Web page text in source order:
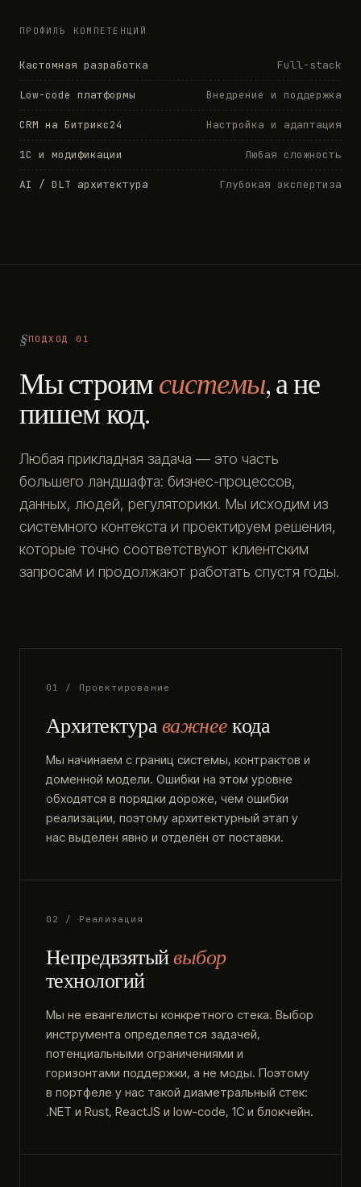
ПРОФИЛЬ КОМПЕТЕНЦИЙ
Кастомная разработка Full-stack
Low-code платформы Внедрение и поддержка
CRM на Битрикс24 Настройка и адаптация
1С и модификации Любая сложность
AI / DLT архитектура Глубокая экспертиза
ПОДХОД 01
Мы строимсистемы, а не
пишем код.
Любая прикладная задача — это часть
большего ландшафта: бизнес-процессов,
данных, людей, регуляторики. Мы исходим из
системного контекста и проектируем решения,
которые точно соответствуют клиентским
запросам и продолжают работать спустя годы.
01 / Проектирование
Архитектураважнеекода
Мы начинаем с границ системы, контрактов и
доменной модели. Ошибки на этом уровне
обходятся в порядки дороже, чем ошибки
реализации, поэтому архитектурный этап у
нас выделен явно и отделён от поставки.
02 / Реализация
Непредвзятыйвыбор
технологий
Мы не евангелисты конкретного стека. Выбор
инструмента определяется задачей,
потенциальными ограничениями и
горизонтами поддержки, а не моды. Поэтому
в портфеле у нас такой диаметральный стек:
.NET и Rust, ReactJS и low-code, 1С и блокчейн.